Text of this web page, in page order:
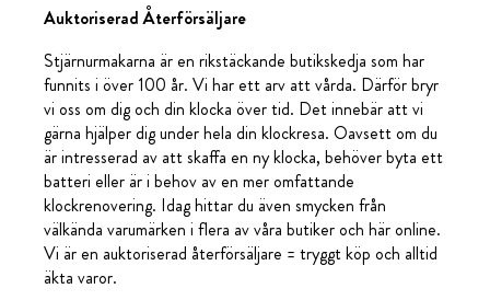
Auktoriserad Återförsäljare
Stjärnurmakarna är en rikstäckande butikskedja som har
funnits i över 100 år. Vi har ett arv att vårda. Därför bryr
vi oss om dig och din klocka över tid. Det innebär att vi
gärna hjälper dig under hela din klockresa. Oavsett om du
är intresserad av att skaffa en ny klocka, behöver byta ett
batteri eller är i behov av en mer omfattande
klockrenovering. Idag hittar du även smycken från
välkända varumärken i flera av våra butiker och här online.
Vi är en auktoriserad återförsäljare = tryggt köp och alltid
äkta varor.